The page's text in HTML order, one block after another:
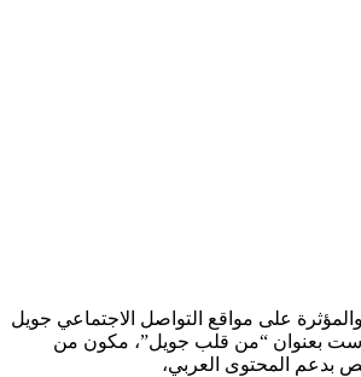
على مواقع التواصل الاجتماعي جويل
بعنوان “من قلب جويل”، مكون من
المحتوى العربي،